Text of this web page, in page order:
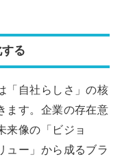
る
「自社らしさ」の核
ます。企業の存在意
来像の「ビジョ
ュー」から成るブラ